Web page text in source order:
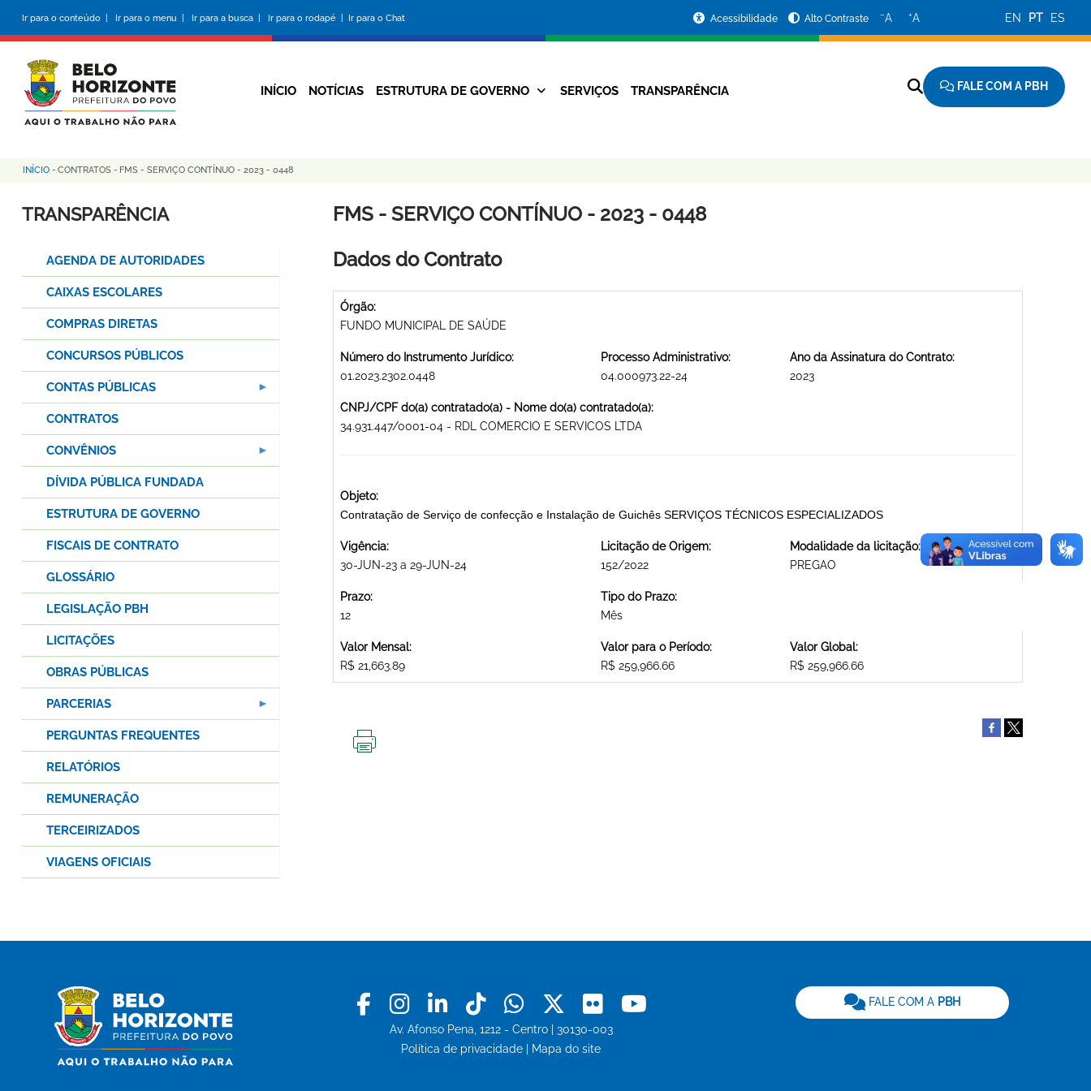
conteúdo
principal
Ir para o conteúdo | Ir para o menu | Ir para a busca | Ir para o rodapé | Ir para o Chat
da
Prefeitura
Acessibilidade Alto Contraste −A +A EN PT ES
Navegação
INÍCIO NOTÍCIAS ESTRUTURA DE GOVERNO SERVIÇOS TRANSPARÊNCIA FALE COM A PBH
Trilha
de
INÍCIO - CONTRATOS - FMS - SERVIÇO CONTÍNUO - 2023 - 0448
FMS - SERVIÇO CONTÍNUO - 2023 - 0448
Dados do Contrato
Órgão:
FUNDO MUNICIPAL DE SAÚDE
Número do Instrumento Jurídico:
01.2023.2302.0448
Processo Administrativo:
04.000973.22-24
Ano da Assinatura do Contrato:
2023
CNPJ/CPF do(a) contratado(a) - Nome do(a) contratado(a):
34.931.447/0001-04 - RDL COMERCIO E SERVICOS LTDA
Objeto:
Contratação de Serviço de confecção e Instalação de Guichês SERVIÇOS TÉCNICOS ESPECIALIZADOS
Vigência:
30-JUN-23 a 29-JUN-24
Licitação de Origem:
152/2022
Modalidade da licitação:
PREGAO
Prazo:
12
Tipo do Prazo:
Mês
Valor Mensal:
R$ 21,663.89
Valor para o Período:
R$ 259,966.66
Valor Global:
R$ 259,966.66
TRANSPARÊNCIA
AGENDA DE AUTORIDADES
CAIXAS ESCOLARES
COMPRAS DIRETAS
CONCURSOS PÚBLICOS
CONTAS PÚBLICAS
CONTRATOS
CONVÊNIOS
DÍVIDA PÚBLICA FUNDADA
ESTRUTURA DE GOVERNO
FISCAIS DE CONTRATO
GLOSSÁRIO
LEGISLAÇÃO PBH
LICITAÇÕES
OBRAS PÚBLICAS
PARCERIAS
PERGUNTAS FREQUENTES
RELATÓRIOS
REMUNERAÇÃO
TERCEIRIZADOS
VIAGENS OFICIAIS
Facebook
Instagram
LinkedinTiktokWhatsapp
X Flickr
Av. Afonso Pena, 1212 - Centro | 30130-003
Política de privacidade
Mapa do site
FALE COM A PBH